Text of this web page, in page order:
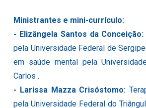
Ministrantes e mini-currículo:
- Elizângela Santos da
pela Universidade Federal de
em saúde mental pela
Carlos .
- Larissa Mazza Crisóstomo:
pela Universidade Federal do